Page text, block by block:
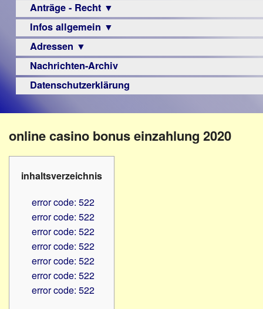
Veranstaltungsprogramme
Anträge - Recht ▼
Archiv
Urteile
Infos allgemein ▼
Sehbehinderung
Frühförderung
Schule
–
Beruf
Hilfsmittel
-
PC
Adressen ▼
Augenoptiker
Berufsbildungswerke
Hörbüchereien
Reha-
Lehrer
Verbände
Nachrichten-Archiv
Datenschutzerklärung
online casino bonus einzahlung 2020
inhaltsverzeichnis
error code: 522
error code: 522
error code: 522
error code: 522
error code: 522
error code: 522
error code: 522